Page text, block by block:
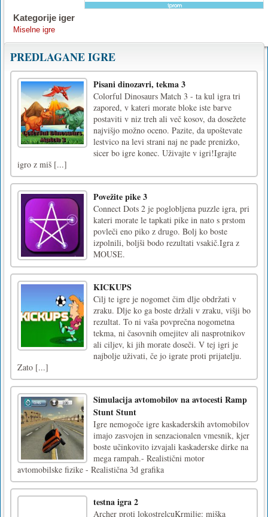
Kategorije iger
Miselne igre
PREDLAGANE IGRE
Pisani dinozavri, tekma 3
Colorful Dinosaurs Match 3 - ta kul igra tri
zapored, v kateri morate bloke iste barve
postaviti v niz treh ali več kosov, da dosežete
najvišjo možno oceno. Pazite, da upoštevate
lestvico na levi strani naj ne pade prenizko,
sicer bo igre konec. Uživajte v igri!Igrajte
igro z miš [...]
Povežite pike 3
Connect Dots 2 je poglobljena puzzle igra, pri
kateri morate le tapkati pike in nato s prstom
povleči eno piko z drugo. Bolj ko boste
izpolnili, boljši bodo rezultati vsakič.Igra z
MOUSE.
KICKUPS
Cilj te igre je nogomet čim dlje obdržati v
zraku. Dlje ko ga boste držali v zraku, višji bo
rezultat. To ni vaša povprečna nogometna
tekma, ni časovnih omejitev ali nasprotnikov
ali ciljev, ki jih morate doseči. V tej igri je
najbolje uživati, če jo igrate proti prijatelju.
Zato [...]
Simulacija avtomobilov na avtocesti Ramp
Stunt Stunt
Igre nemogoče igre kaskaderskih avtomobilov
imajo zasvojen in senzacionalen vmesnik, kjer
boste učinkovito izvajali kaskaderske dirke na
mega rampah.- Realistični motor
avtomobilske fizike - Realistična 3d grafika
testna igra 2
Archer proti lokostrelcuKrmilje: miška